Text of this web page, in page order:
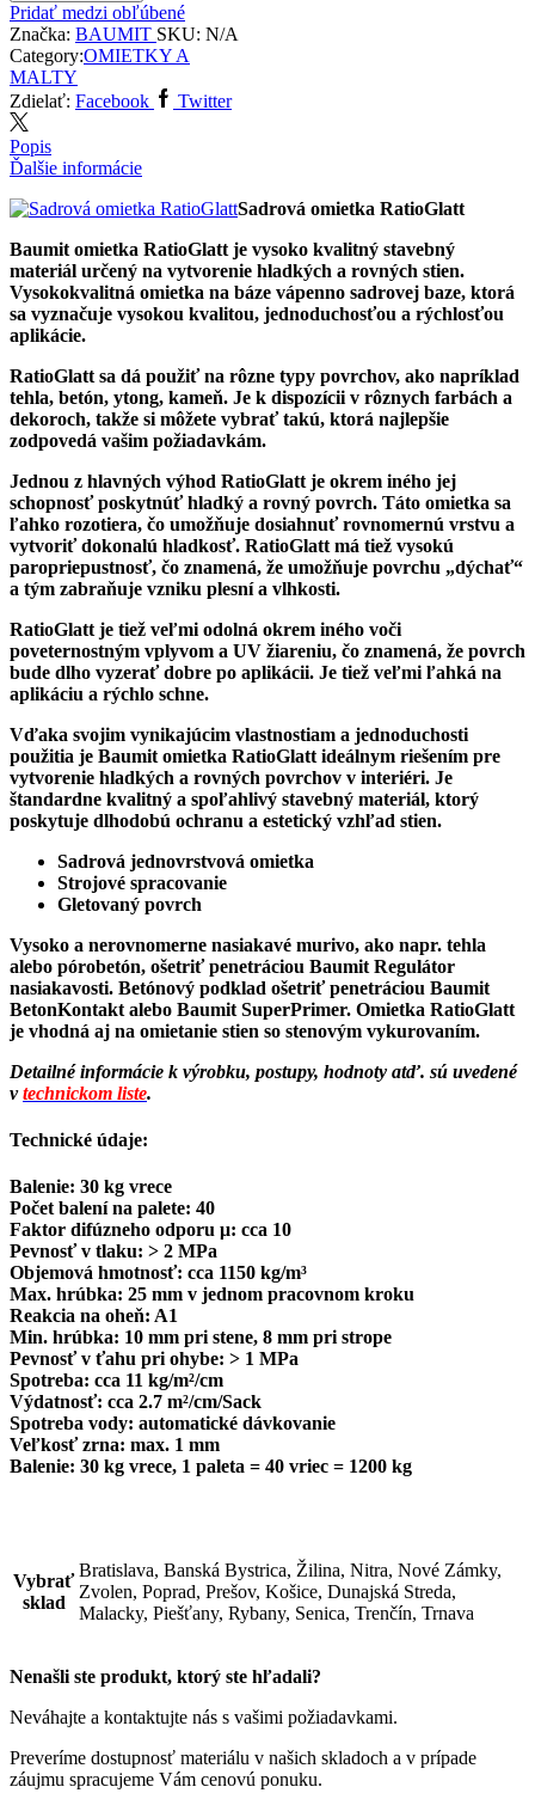
Pridať medzi obľúbené
Značka: BAUMIT SKU: N/A
Category:OMIETKY A
MALTY
Zdielať: Facebook Twitter
Popis
Ďalšie informácie
Sadrová omietka RatioGlatt
Baumit omietka RatioGlatt je vysoko kvalitný stavebný
materiál určený na vytvorenie hladkých a rovných stien.
Vysokokvalitná omietka na báze vápenno sadrovej baze, ktorá
sa vyznačuje vysokou kvalitou, jednoduchosťou a rýchlosťou
aplikácie.
RatioGlatt sa dá použiť na rôzne typy povrchov, ako napríklad
tehla, betón, ytong, kameň. Je k dispozícii v rôznych farbách a
dekoroch, takže si môžete vybrať takú, ktorá najlepšie
zodpovedá vašim požiadavkám.
Jednou z hlavných výhod RatioGlatt je okrem iného jej
schopnosť poskytnúť hladký a rovný povrch. Táto omietka sa
ľahko rozotiera, čo umožňuje dosiahnuť rovnomernú vrstvu a
vytvoriť dokonalú hladkosť. RatioGlatt má tiež vysokú
paropriepustnosť, čo znamená, že umožňuje povrchu „dýchať“
a tým zabraňuje vzniku plesní a vlhkosti.
RatioGlatt je tiež veľmi odolná okrem iného voči
poveternostným vplyvom a UV žiareniu, čo znamená, že povrch
bude dlho vyzerať dobre po aplikácii. Je tiež veľmi ľahká na
aplikáciu a rýchlo schne.
Vďaka svojim vynikajúcim vlastnostiam a jednoduchosti
použitia je Baumit omietka RatioGlatt ideálnym riešením pre
vytvorenie hladkých a rovných povrchov v interiéri. Je
štandardne kvalitný a spoľahlivý stavebný materiál, ktorý
poskytuje dlhodobú ochranu a estetický vzhľad stien.
Sadrová jednovrstvová omietka
Strojové spracovanie
Gletovaný povrch
Vysoko a nerovnomerne nasiakavé murivo, ako napr. tehla
alebo pórobetón, ošetriť penetráciou Baumit Regulátor
nasiakavosti. Betónový podklad ošetriť penetráciou Baumit
BetonKontakt alebo Baumit SuperPrimer. Omietka RatioGlatt
je vhodná aj na omietanie stien so stenovým vykurovaním.
Detailné informácie k výrobku, postupy, hodnoty atď. sú uvedené
vtechnickom liste.
Technické údaje:
Balenie: 30 kg vrece
Počet balení na palete: 40
Faktor difúzneho odporu μ: cca 10
Pevnosť v tlaku: > 2 MPa
Objemová hmotnosť: cca 1150 kg/m³
Max. hrúbka: 25 mm v jednom pracovnom kroku
Reakcia na oheň: A1
Min. hrúbka: 10 mm pri stene, 8 mm pri strope
Pevnosť v ťahu pri ohybe: > 1 MPa
Spotreba: cca 11 kg/m²/cm
Výdatnosť: cca 2.7 m²/cm/Sack
Spotreba vody: automatické dávkovanie
Veľkosť zrna: max. 1 mm
Balenie: 30 kg vrece, 1 paleta = 40 vriec = 1200 kg
Vybrať
sklad
Bratislava, Banská Bystrica, Žilina, Nitra, Nové Zámky,
Zvolen, Poprad, Prešov, Košice, Dunajská Streda,
Malacky, Piešťany, Rybany, Senica, Trenčín, Trnava
Nenašli ste produkt, ktorý ste hľadali?
Neváhajte a kontaktujte nás s vašimi požiadavkami.
Preveríme dostupnosť materiálu v našich skladoch a v prípade
záujmu spracujeme Vám cenovú ponuku.